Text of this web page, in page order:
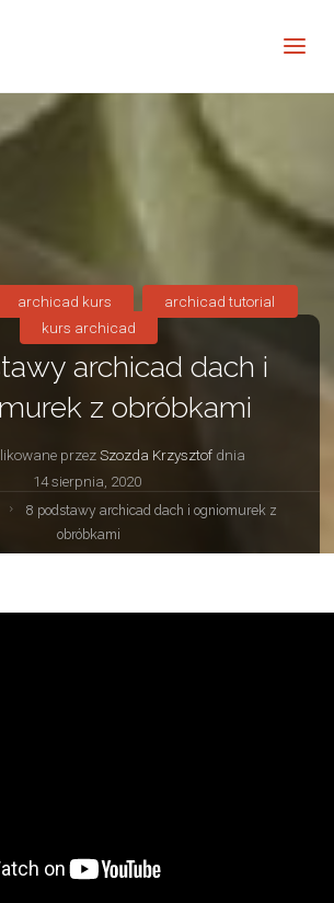
archicad dach i
z obróbkami
przezSzozda Krzysztof dnia
14 sierpnia, 2020
archicad kurs
archicad tutorial
kurs archicad
8 podstawy archicad dach i ogniomurek z
obróbkami